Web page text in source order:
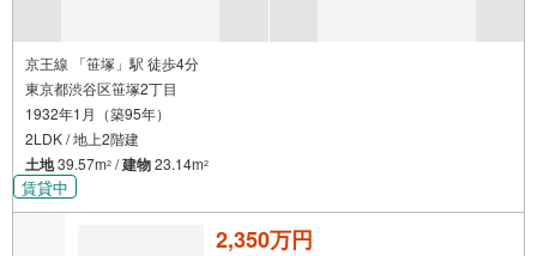
京王線 「笹塚」駅 徒歩4分
東京都渋谷区笹塚2丁目
1932年1月（築95年）
2LDK / 地上2階建
土地39.57m2 /建物23.14m2
賃貸中
2,350万円